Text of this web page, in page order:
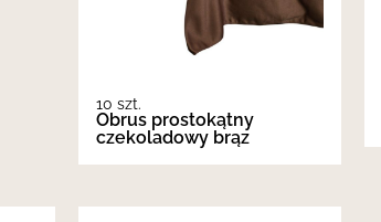
10 szt.
Obrus prostokątny
czekoladowy brąz